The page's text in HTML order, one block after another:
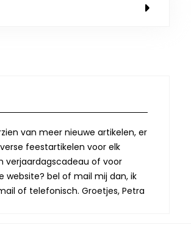
van meer nieuwe artikelen, er
feestartikelen voor elk
verjaardagscadeau of voor
website? bel of mail mij dan, ik
of telefonisch. Groetjes, Petra